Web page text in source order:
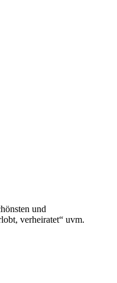
und
verheiratet“ uvm.